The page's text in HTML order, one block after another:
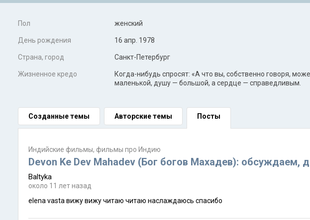
Пол женский
День рождения 16 апр. 1978
Страна, город Санкт-Петербург
Жизненное кредо
Когда-нибудь спросят: «А что вы, собственно говоря,
маленькой, душу — большой, а сердце — справедливым.
Созданные темы Авторские темы Посты
Индийские фильмы, фильмы про Индию
Devon Ke Dev Mahadev (Бог богов Махадев): обсуждаем,
Baltyka
около 11 лет назад
elena vasta вижу вижу читаю читаю наслаждаюсь спасибо